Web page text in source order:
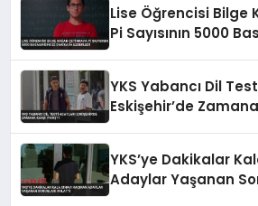
Lise Öğrencisi Bilge
Pi Sayısının 5000
YKS Yabancı Dil
Eskişehir’de Zamana
YKS’ye Dakikalar
Adaylar Yaşanan